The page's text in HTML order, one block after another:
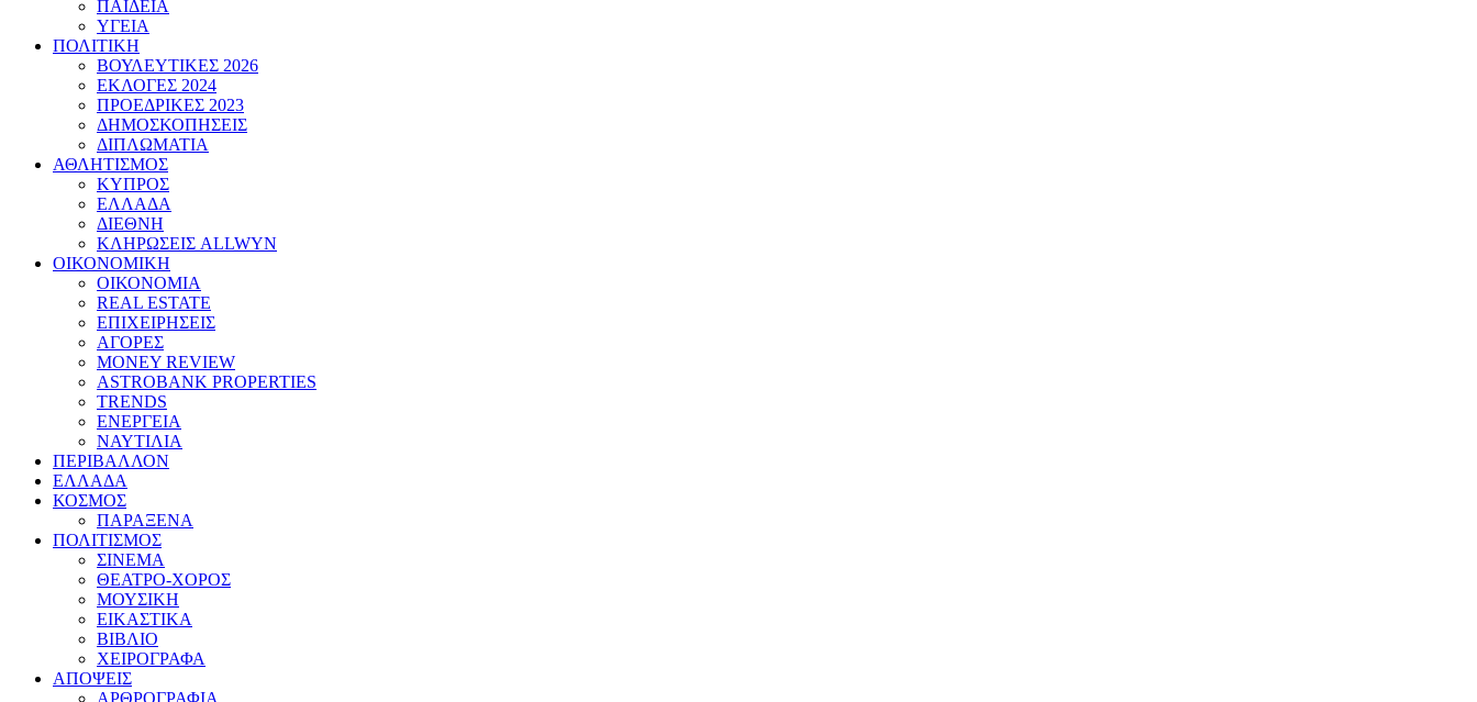
ΠΑΙΔΕΙΑ
ΥΓΕΙΑ
ΠΟΛΙΤΙΚΗ
ΒΟΥΛΕΥΤΙΚΕΣ 2026
ΕΚΛΟΓΕΣ 2024
ΠΡΟΕΔΡΙΚΕΣ 2023
ΔΗΜΟΣΚΟΠΗΣΕΙΣ
ΔΙΠΛΩΜΑΤΙΑ
ΑΘΛΗΤΙΣΜΟΣ
ΚΥΠΡΟΣ
ΕΛΛΑΔΑ
ΔΙΕΘΝΗ
ΚΛΗΡΩΣΕΙΣ ALLWYN
ΟΙΚΟΝΟΜΙΚΗ
ΟΙΚΟΝΟΜΙΑ
REAL ESTATE
ΕΠΙΧΕΙΡΗΣΕΙΣ
ΑΓΟΡΕΣ
MONEY REVIEW
ASTROBANK PROPERTIES
TRENDS
ΕΝΕΡΓΕΙΑ
ΝΑΥΤΙΛΙΑ
ΠΕΡΙΒΑΛΛΟΝ
ΕΛΛΑΔΑ
ΚΟΣΜΟΣ
ΠΑΡΑΞΕΝΑ
ΠΟΛΙΤΙΣΜΟΣ
ΣΙΝΕΜΑ
ΘΕΑΤΡΟ-ΧΟΡΟΣ
ΜΟΥΣΙΚΗ
ΕΙΚΑΣΤΙΚΑ
ΒΙΒΛΙΟ
ΧΕΙΡΟΓΡΑΦΑ
ΑΠΟΨΕΙΣ
ΑΡΘΡΟΓΡΑΦΙΑ